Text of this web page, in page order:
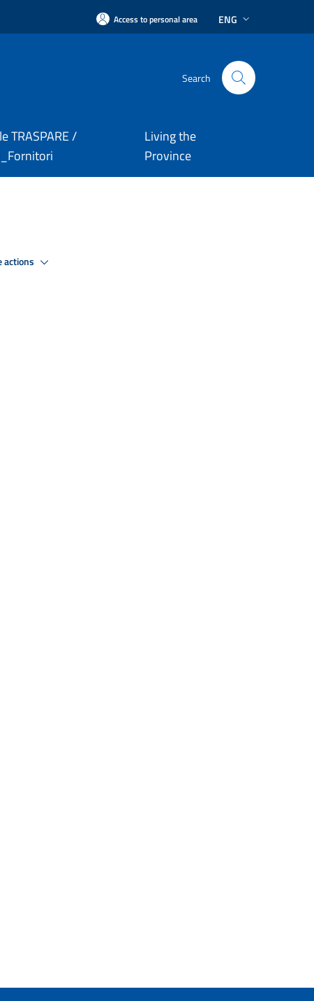
Access to personal area ENG
Search
TRASPARE /
Living the
Province
actions